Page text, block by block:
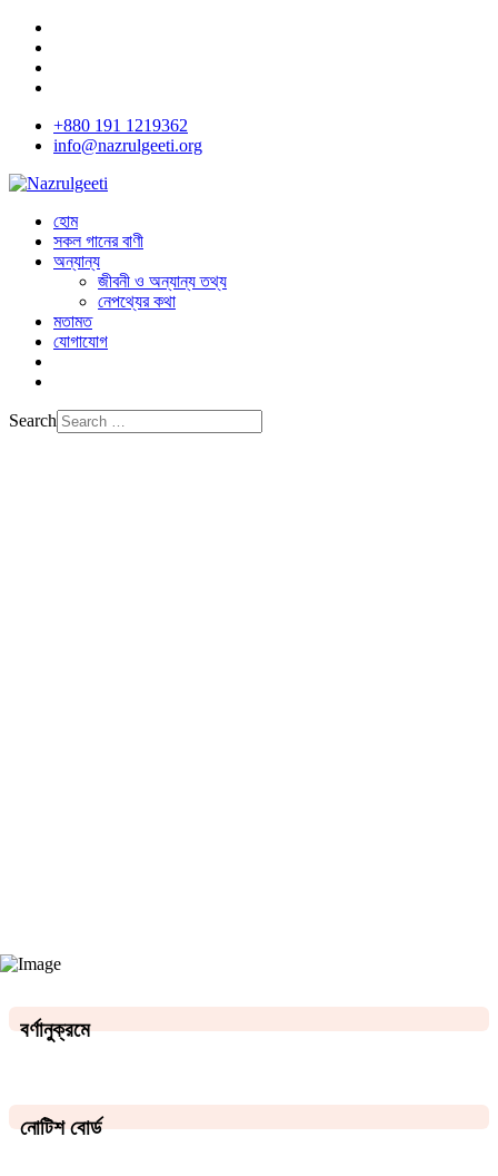
+880 191 1219362
info@nazrulgeeti.org
হোম
সকল গানের বাণী
অন্যান্য
জীবনী ও অন্যান্য তথ্য
নেপথ্যের কথা
মতামত
যোগাযোগ
Search
বর্ণানুক্রমে
নোটিশ বোর্ড